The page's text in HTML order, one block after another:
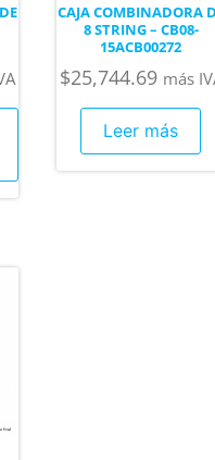
CAJA COMBINADORA
8 STRING – CB08-
15ACB00272
$25,744.69 más
Leer más